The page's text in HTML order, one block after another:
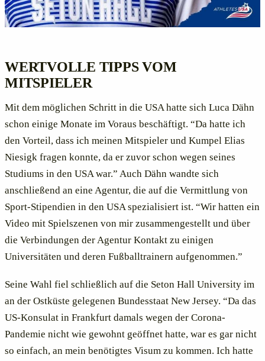
WERTVOLLE TIPPS VOM
MITSPIELER
Mit dem möglichen Schritt in die USA hatte sich Luca Dähn
schon einige Monate im Voraus beschäftigt. “Da hatte ich
den Vorteil, dass ich meinen Mitspieler und Kumpel Elias
Niesigk fragen konnte, da er zuvor schon wegen seines
Studiums in den USA war.” Auch Dähn wandte sich
anschließend an eine Agentur, die auf die Vermittlung von
Sport-Stipendien in den USA spezialisiert ist. “Wir hatten ein
Video mit Spielszenen von mir zusammengestellt und über
die Verbindungen der Agentur Kontakt zu einigen
Universitäten und deren Fußballtrainern aufgenommen.”
Seine Wahl fiel schließlich auf die Seton Hall University im
an der Ostküste gelegenen Bundesstaat New Jersey. “Da das
US-Konsulat in Frankfurt damals wegen der Corona-
Pandemie nicht wie gewohnt geöffnet hatte, war es gar nicht
so einfach, an mein benötigtes Visum zu kommen. Ich hatte